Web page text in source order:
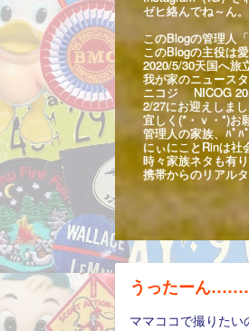
ゼヒ絡んでね～ん。
このBlogの管理人
このBlogの主役は
2020/5/30天国へ旅
我が家のニュース
ニコジ NICOG
2/27にお迎えしまし
宜しく(*・ｖ・*)お
管理人の家族、ﾊﾟ
にぃにことRinは社
時々家族ネタも有り
携帯からのリアル
うったーん
ママココで撮りたい